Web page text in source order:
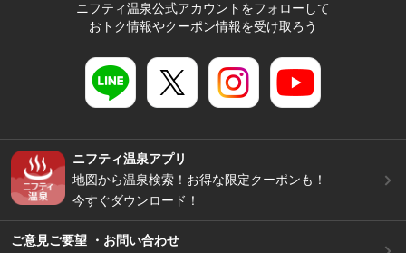
ニフティ温泉公式アカウントをフォローして
おトク情報やクーポン情報を受け取ろう
ニフティ温泉アプリ
地図から温泉検索！お得な限定クーポンも！
今すぐダウンロード！
ご意見ご要望 ・お問い合わせ